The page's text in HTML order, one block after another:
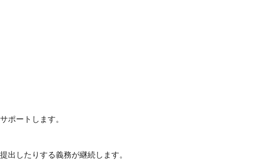
ポートします。
出したりする義務が継続します。